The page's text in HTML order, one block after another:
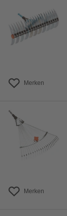
Merken
Merken